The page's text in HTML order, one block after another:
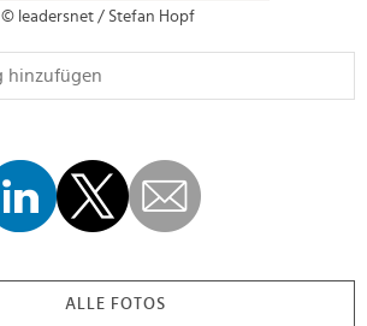
© leadersnet / Stefan Hopf
ALLE FOTOS